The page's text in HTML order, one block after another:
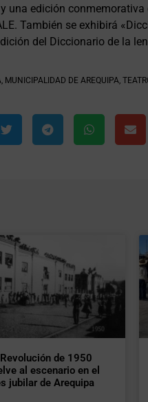
una edición conmemorativa
También se exhibirá
del Diccionario de la
MUNICIPALIDAD DE AREQUIPA
de 1950
al escenario en el
jubilar de Arequipa